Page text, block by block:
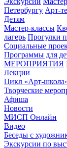
Петербургу Арт-
Детям
Мастер-классы
лагерь Прогулки
Социальные
Программы для
МЕРОПРИЯТИЯ
Лекции
Цикл «Арт-
Творческие
Афиша
Новости
МИСП Онлайн
Видео
Беседы с
Экскурсии по